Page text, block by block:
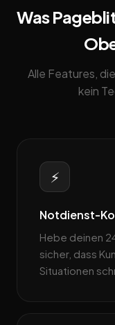
Was
Alle Features,
kein
⚡
Notdienst-
Hebe deinen
sicher, dass
Situationen